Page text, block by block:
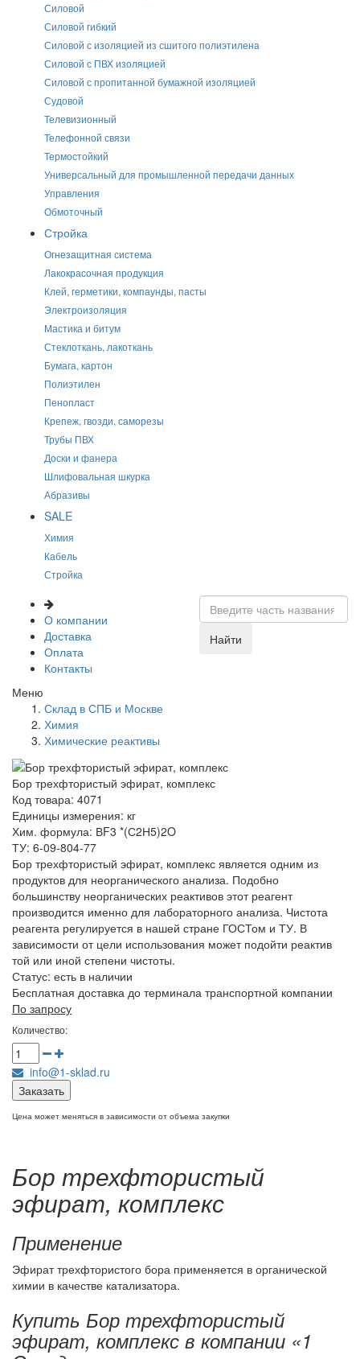
Силовой
Силовой гибкий
Силовой с изоляцией из сшитого полиэтилена
Силовой с ПВХ изоляцией
Силовой с пропитанной бумажной изоляцией
Судовой
Телевизионный
Телефонной связи
Термостойкий
Универсальный для промышленной передачи данных
Управления
Обмоточный
Стройка
Огнезащитная система
Лакокрасочная продукция
Клей, герметики, компаунды, пасты
Электроизоляция
Мастика и битум
Стеклоткань, лакоткань
Бумага, картон
Полиэтилен
Пенопласт
Крепеж, гвозди, саморезы
Трубы ПВХ
Доски и фанера
Шлифовальная шкурка
Абразивы
SALE
Химия
Кабель
Стройка
О компании
Доставка
Оплата
Контакты
Найти
Меню
Склад в СПБ и Москве
Химия
Химические реактивы
Бор трехфтористый эфират, комплекс
Код товара: 4071
Единицы измерения: кг
Хим. формула: ВF3 *(С2Н5)2O
ТУ: 6-09-804-77
Бор трехфтористый эфират, комплекс является одним из
продуктов для неорганического анализа. Подобно
большинству неорганических реактивов этот реагент
производится именно для лабораторного анализа. Чистота
реагента регулируется в нашей стране ГОСТом и ТУ. В
зависимости от цели использования может подойти реактив
той или иной степени чистоты.
Статус: есть в наличии
Бесплатная доставка до терминала транспортной компании
По запросу
Количество:
info@1-sklad.ru
Заказать
Цена может меняться в зависимости от объема закупки
Бор трехфтористый
эфират, комплекс
Применение
Эфират трехфтористого бора применяется в органической
химии в качестве катализатора.
Купить Бор трехфтористый
эфират, комплекс в компании «1